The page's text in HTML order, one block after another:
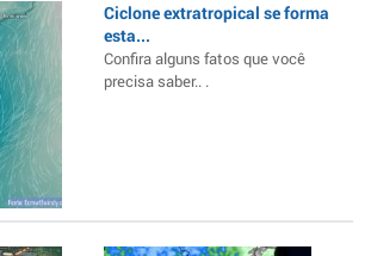
Ciclone extratropical se forma
esta...
Confira alguns fatos que você
precisa saber.. .